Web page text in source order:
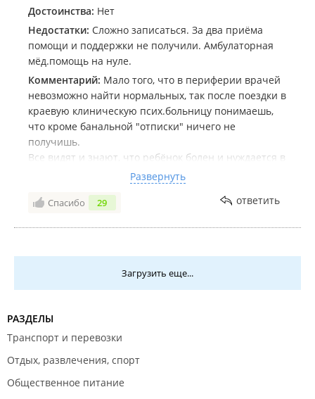
Достоинства: Нет
Недостатки: Сложно записаться. За два приёма
помощи и поддержки не получили. Амбулаторная
мёд.помощь на нуле.
Комментарий: Мало того, что в периферии врачей
невозможно найти нормальных, так после поездки в
краевую клиническую псих.больницу понимаешь,
что кроме банальной "отписки" ничего не
получишь.
Все видят и знают, что ребёнок болен и нуждается в
помощи, кроме врачей.
Складывается впечатление, что это заговор против
семей, где есть не здоровые детки.
Развернуть
Спасибо 29 ответить
Загрузить еще...
РАЗДЕЛЫ
Транспорт и перевозки
Отдых, развлечения, спорт
Общественное питание